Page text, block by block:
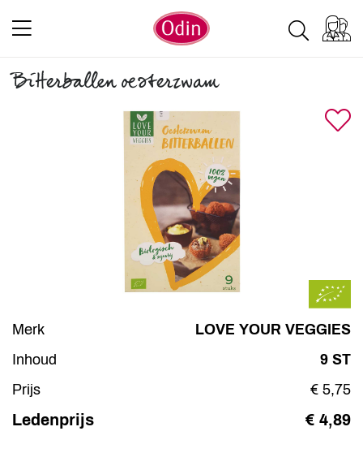
Bitterballen oesterzwam
Merk
LOVE YOUR VEGGIES
Inhoud
9 ST
Prijs
€ 5,75
Ledenprijs € 4,89